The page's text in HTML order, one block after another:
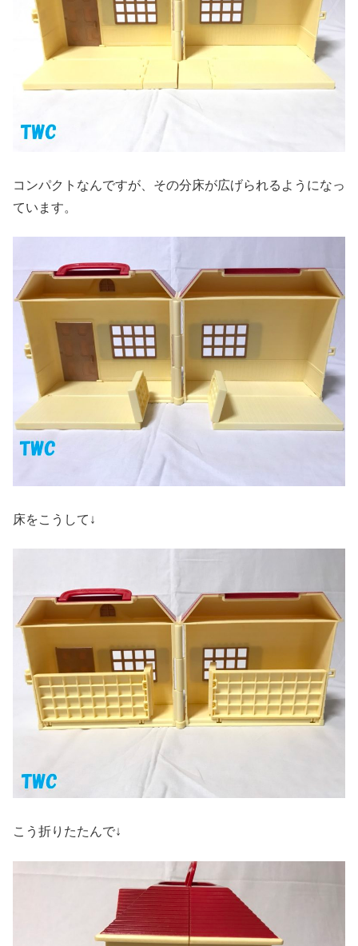
コンパクトなんですが、その分床が広げられるようになっ
ています。
床をこうして↓
こう折りたたんで↓